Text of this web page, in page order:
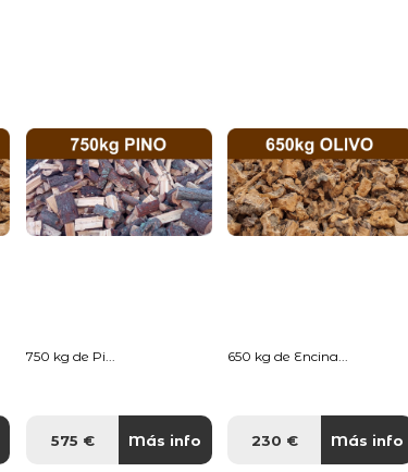
750 kg de Pi...
575 € Más info
650 kg de Encina...
230 € Más info